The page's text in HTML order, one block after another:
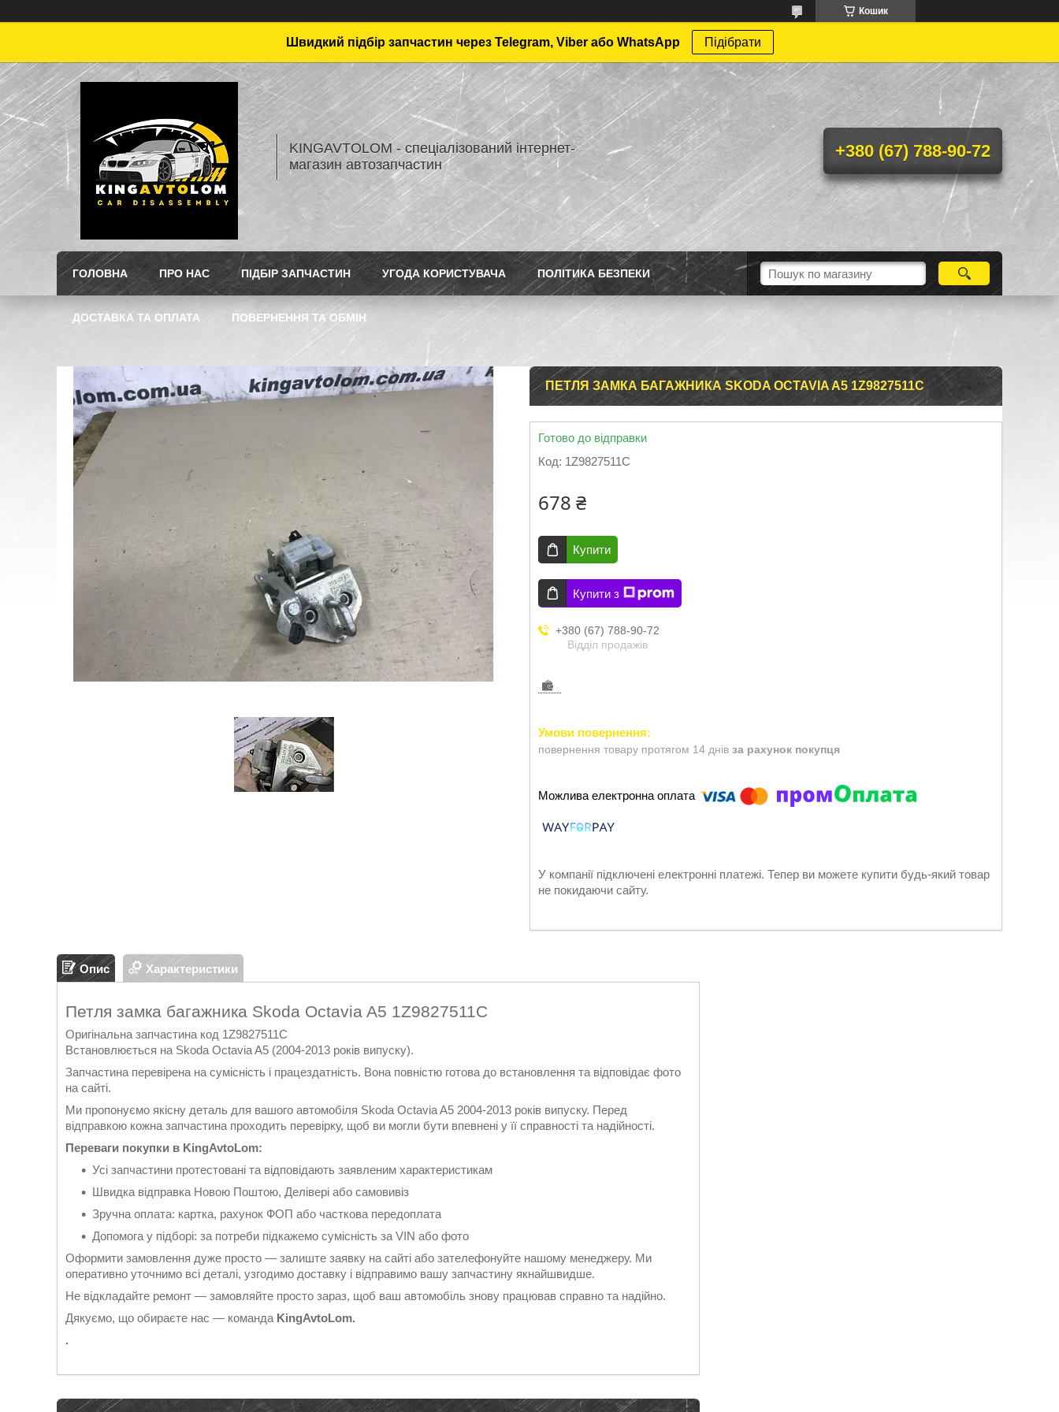
Кошик
Швидкий підбір запчастин через Telegram, Viber або WhatsApp Підібрати
KINGAVTOLOM - спеціалізований інтернет-
магазин автозапчастин
+380 (67) 788-90-72
ГОЛОВНА ПРО НАС ПІДБІР ЗАПЧАСТИН УГОДА КОРИСТУВАЧА ПОЛІТИКА БЕЗПЕКИ
ДОСТАВКА ТА ОПЛАТА ПОВЕРНЕННЯ ТА ОБМІН
ПЕТЛЯ ЗАМКА БАГАЖНИКА SKODA OCTAVIA A5 1Z9827511C
Готово до відправки
Код: 1Z9827511C
678 ₴
Купити
Купити з
+380 (67) 788-90-72
Відділ продажів
повернення товару протягом 14 днів за рахунок покупця
У компанії підключені електронні платежі. Тепер ви можете купити будь-який товар
не покидаючи сайту.
Опис Характеристики
Петля замка багажника Skoda Octavia A5 1Z9827511C
Оригінальна запчастина код 1Z9827511C
Встановлюється на Skoda Octavia A5 (2004-2013 років випуску).
Запчастина перевірена на сумісність і працездатність. Вона повністю готова до встановлення та відповідає фото
на сайті.
Ми пропонуємо якісну деталь для вашого автомобіля Skoda Octavia A5 2004-2013 років випуску. Перед
відправкою кожна запчастина проходить перевірку, щоб ви могли бути впевнені у її справності та надійності.
Переваги покупки в KingAvtoLom:
Усі запчастини протестовані та відповідають заявленим характеристикам
Швидка відправка Новою Поштою, Делівері або самовивіз
Зручна оплата: картка, рахунок ФОП або часткова передоплата
Допомога у підборі: за потреби підкажемо сумісність за VIN або фото
Оформити замовлення дуже просто — залиште заявку на сайті або зателефонуйте нашому менеджеру. Ми
оперативно уточнимо всі деталі, узгодимо доставку і відправимо вашу запчастину якнайшвидше.
Не відкладайте ремонт — замовляйте просто зараз, щоб ваш автомобіль знову працював справно та надійно.
Дякуємо, що обираєте нас — команда KingAvtoLom.
.